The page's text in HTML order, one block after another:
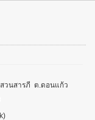
วนสารภี ต.ดอนแก้ว